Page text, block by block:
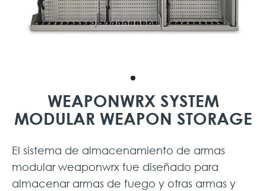
WEAPONWRX SYSTEM
MODULAR WEAPON STORAGE
El sistema de almacenamiento de armas
modular weaponwrx fue diseñado para
almacenar armas de fuego y otras armas y